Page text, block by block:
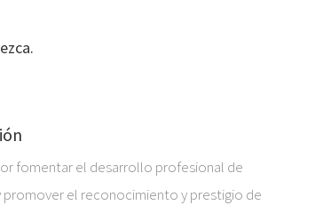
fomentar el desarrollo profesional de
promover el reconocimiento y prestigio de